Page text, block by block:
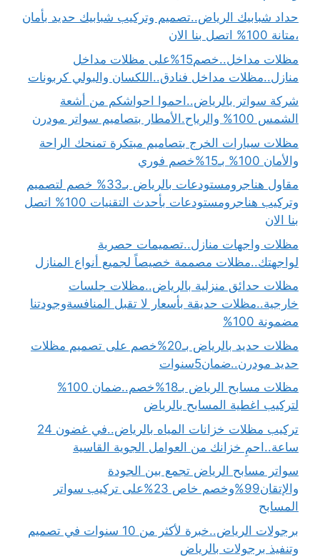
حداد شبابيك الرياض..تصميم وتركيب شبابيك حديد بأمان
،متانة 100% اتصل بنا الان
مظلات مداخل..خصم15%على مظلات مداخل
منازل..مظلات مداخل فنادق..اللكسان والبولي كربونات
شركة سواتر بالرياض..احموا احواشكم من أشعة
الشمس 100% والرياح.الأمطار بتصاميم سواتر مودرن
مظلات سيارات الخرج بتصاميم مبتكرة تمنحك الراحة
والأمان 100% بـ15%خصم فوري
مقاول هناجرومستودعات بالرياض بـ33% خصم لتصميم
وتركيب هناجرومستودعات بأحدث التقنيات 100% اتصل
بنا الان
مظلات واجهات منازل..تصميمات حصرية
لواجهتك..مظلات مصممة خصيصاً لجميع أنواع المنازل
مظلات حدائق منزلية بالرياض..مظلات جلسات
خارجية..مظلات حديقة بأسعار لا تقبل المنافسةوجودتنا
مضمونة 100%
مظلات حديد بالرياض بـ20%خصم على تصميم مظلات
حديد مودرن..ضمان5سنوات
مظلات مسابح الرياض بـ18%خصم..ضمان 100%
لتركيب اغطية المسابح بالرياض
تركيب مظلات خزانات المياه بالرياض..في غضون 24
ساعة..احمِ خزانك من العوامل الجوية القاسية
سواتر مسابح الرياض تجمع بين الجودة
والإتقان99%وخصم خاص 23%على تركيب سواتر
المسابح
برجولات الرياض..خبرة لأكثر من 10 سنوات في تصميم
وتنفيذ برجولات بالرياض